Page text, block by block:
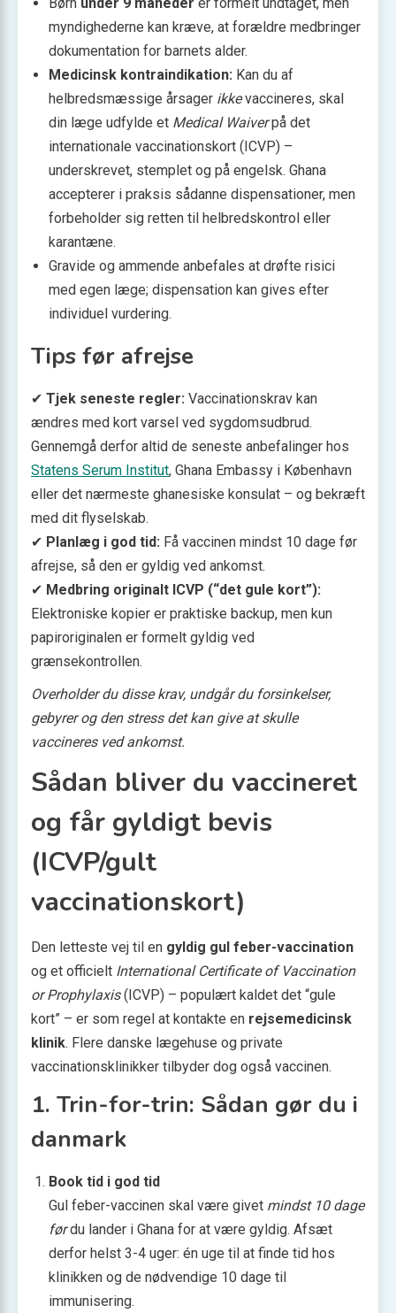
myndighederne kan kræve, at forældre medbringer
dokumentation for barnets alder.
Medicinsk kontraindikation: Kan du af
helbredsmæssige årsager ikkevaccineres, skal
din læge udfylde et Medical Waiverpå det
internationale vaccinationskort (ICVP) –
underskrevet, stemplet og på engelsk. Ghana
accepterer i praksis sådanne dispensationer, men
forbeholder sig retten til helbreds­kontrol eller
karantæne.
Gravide og ammende anbefales at drøfte risici
med egen læge; dispensation kan gives efter
individuel vurdering.
Tips før afrejse
✔ Tjek seneste regler: Vaccinationskrav kan
ændres med kort varsel ved sygdomsudbrud.
Gennemgå derfor altid de seneste anbefalinger hos
Statens Serum Institut, Ghana Embassy i København
eller det nærmeste ghanesiske konsulat – og bekræft
med dit flyselskab.
✔ Planlæg i god tid: Få vaccinen mindst 10 dage før
afrejse, så den er gyldig ved ankomst.
✔ Medbring originalt ICVP (“det gule kort”):
Elektroniske kopier er praktiske backup, men kun
papir­originalen er formelt gyldig ved
grænsekontrollen.
Overholder du disse krav, undgår du forsinkelser,
gebyrer og den stress det kan give at skulle
vaccineres ved ankomst.
Sådan bliver du vaccineret
og får gyldigt bevis
(ICVP/gult
vaccinationskort)
Den letteste vej til en gyldig gul feber-vaccination
og et officielt International Certificate of Vaccination
or Prophylaxis(ICVP) – populært kaldet det “gule
kort” – er som regel at kontakte en rejsemedicinsk
klinik. Flere danske lægehuse og private
vaccinations­klinikker tilbyder dog også vaccinen.
1. Trin-for-trin: Sådan gør du i
danmark
Book tid i god tid
Gul feber-vaccinen skal være givet mindst 10 dage
førdu lander i Ghana for at være gyldig. Afsæt
derfor helst 3-4 uger: én uge til at finde tid hos
klinikken og de nødvendige 10 dage til
immunisering.